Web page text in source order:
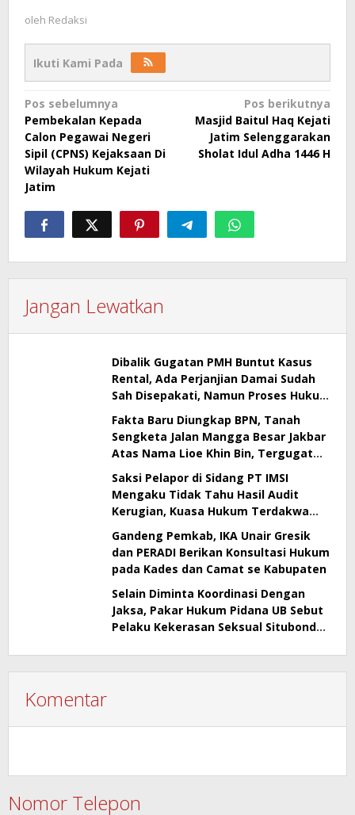
oleh Redaksi
Ikuti Kami Pada
Navigasi
pos
Pos sebelumnya
Pembekalan Kepada
Calon Pegawai Negeri
Sipil (CPNS) Kejaksaan Di
Wilayah Hukum Kejati
Jatim
Pos berikutnya
Masjid Baitul Haq Kejati
Jatim Selenggarakan
Sholat Idul Adha 1446 H
Jangan Lewatkan
Dibalik Gugatan PMH Buntut Kasus
Rental, Ada Perjanjian Damai Sudah
Sah Disepakati, Namun Proses Hukum
Berlanjut
Fakta Baru Diungkap BPN, Tanah
Sengketa Jalan Mangga Besar Jakbar
Atas Nama Lioe Khin Bin, Tergugat
Tak Bisa Buktikan Kepemilikan
Saksi Pelapor di Sidang PT IMSI
Mengaku Tidak Tahu Hasil Audit
Kerugian, Kuasa Hukum Terdakwa
Sebut Banyak Kejanggalan
Gandeng Pemkab, IKA Unair Gresik
dan PERADI Berikan Konsultasi Hukum
pada Kades dan Camat se Kabupaten
Selain Diminta Koordinasi Dengan
Jaksa, Pakar Hukum Pidana UB Sebut
Pelaku Kekerasan Seksual Situbondo
Komentar
Nomor Telepon